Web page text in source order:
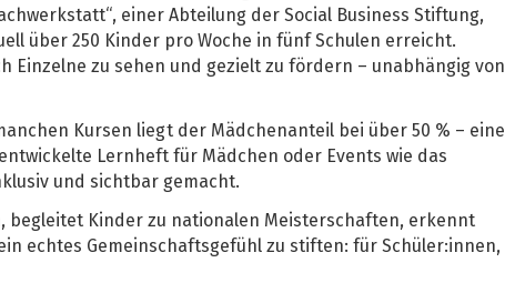
einer Abteilung der Social Business Stiftung,
über 250 Kinder pro Woche in fünf Schulen erreicht.
Einzelne zu sehen und gezielt zu fördern – unabhängig von
Kursen liegt der Mädchenanteil bei über 50 % – eine
Lernheft für Mädchen oder Events wie das
und sichtbar gemacht.
begleitet Kinder zu nationalen Meisterschaften, erkennt
echtes Gemeinschaftsgefühl zu stiften: für Schüler:innen,